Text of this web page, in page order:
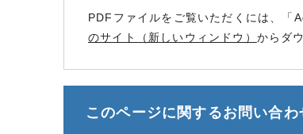
PDFファイルをご覧いただくには、「
のサイト（新しいウィンドウ） からダ
このページに関するお問い合わ